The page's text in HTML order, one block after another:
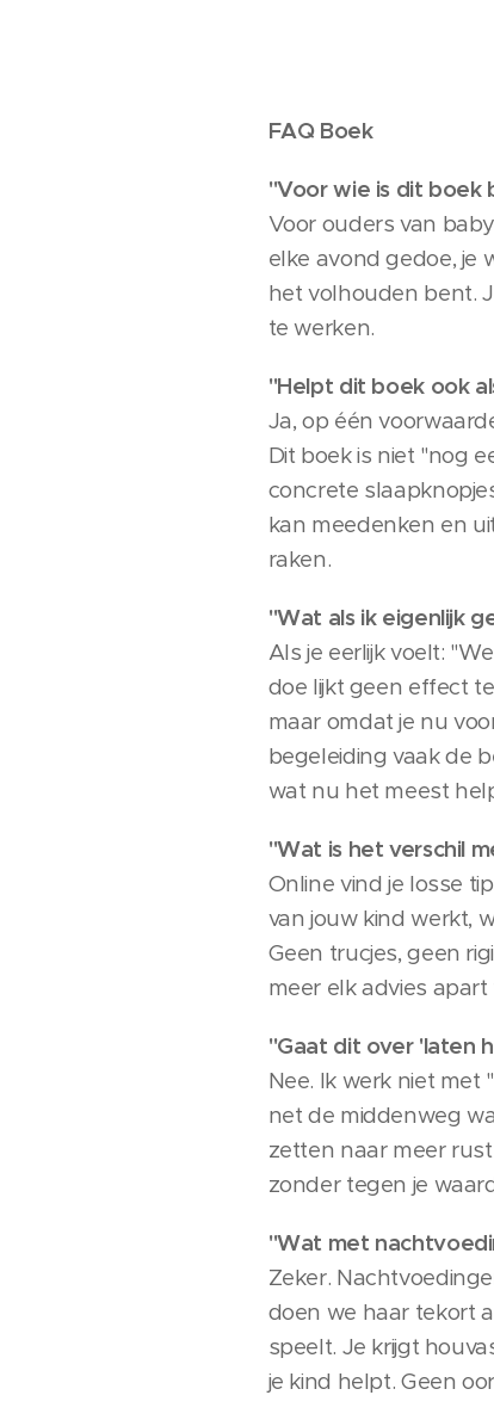
FAQ Boek
"Voor wie is dit boek
Voor ouders van
elke avond gedoe, je
het volhouden bent.
te werken.
"Helpt dit boek ook
Ja, op één
Dit boek is niet "nog
concrete
kan meedenken en
raken.
"Wat als ik eigenlijk
Als je eerlijk voelt:
doe lijkt geen effect
maar omdat je nu
begeleiding vaak de
wat nu het meest
"Wat is het verschil
Online vind je losse
van jouw kind werkt,
Geen trucjes, geen
meer elk advies
"Gaat dit over 'laten
Nee. Ik werk niet
net de middenweg
zetten naar meer
zonder tegen je
"Wat met
Zeker.
doen we haar tekort
speelt. Je krijgt
je kind helpt. Geen